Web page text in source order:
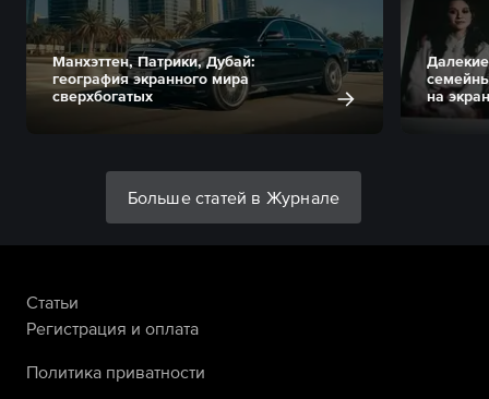
Манхэттен, Патрики, Дубай:
география экранного мира
сверхбогатых
на
Больше статей в Журнале
Статьи
Регистрация и оплата
Политика приватности